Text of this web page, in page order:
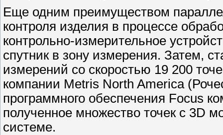
Еще одним преимуществом
контроля изделия в процессе
контрольно-измерительное
спутник в зону измерения. Затем,
измерений со скоростью 19 200
компании Metris North America
программного обеспечения Focus
полученное множество точек с 3D
системе.